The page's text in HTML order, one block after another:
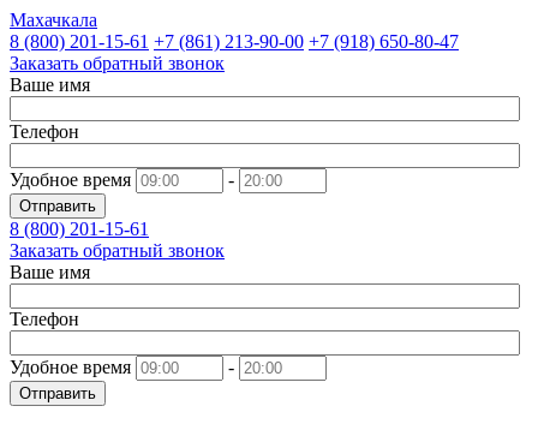
Махачкала
8 (800) 201-15-61 +7 (861) 213-90-00 +7 (918) 650-80-47
Заказать обратный звонок
Ваше имя
Телефон
Удобное время -
Отправить
8 (800) 201-15-61
Заказать обратный звонок
Ваше имя
Телефон
Удобное время -
Отправить